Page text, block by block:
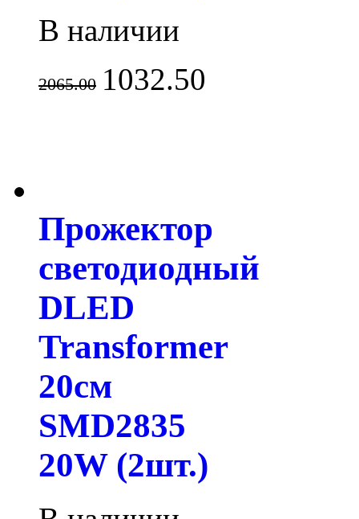
В наличии
2065.00 1032.50
Прожектор
светодиодный
DLED
Transformer
20см
SMD2835
20W (2шт.)